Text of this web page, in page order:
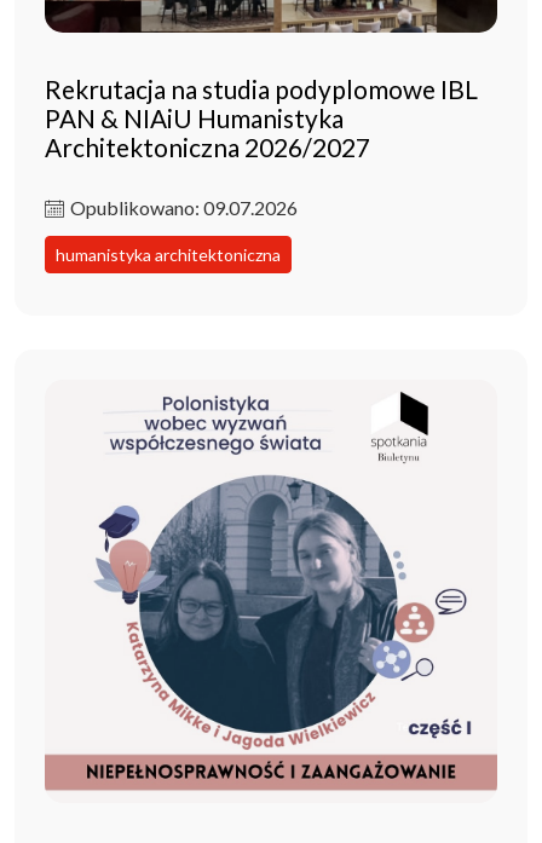
Rekrutacja na studia podyplomowe IBL
PAN & NIAiU Humanistyka
Architektoniczna 2026/2027
Opublikowano: 09.07.2026
humanistyka architektoniczna